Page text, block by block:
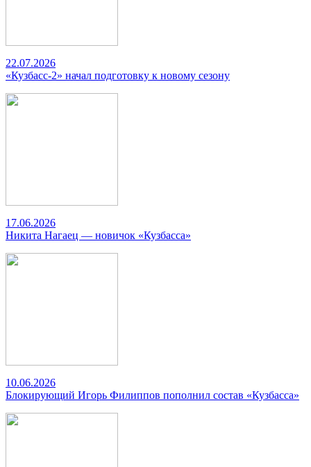
22.07.2026
«Кузбасс-2» начал подготовку к новому сезону
17.06.2026
Никита Нагаец — новичок «Кузбасса»
10.06.2026
Блокирующий Игорь Филиппов пополнил состав «Кузбасса»